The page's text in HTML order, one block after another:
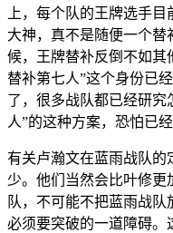
上，每个队的王牌选手
大神，真不是随便一个
候，王牌替补反倒不如其
替补第七人”这个身份已
了，很多战队都已经研究
人”的这种方案，恐怕已
有关卢瀚文在蓝雨战队的
少。他们当然会比叶修
队，不可能不把蓝雨战
必须要突破的一道障碍。